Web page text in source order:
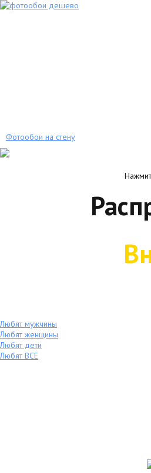
Фотообои на стену
Любят мужчины
Любят женщины
Любят дети
Любят ВСЕ